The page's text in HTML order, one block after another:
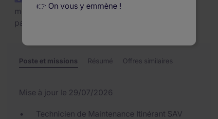
mois (€26.400 - €31.200
par an)
Poste et missions Résumé Offres similaires
Mise à jour le 29/07/2026
Technicien de Maintenance Itinérant SAV
👉 On vous y emmène !